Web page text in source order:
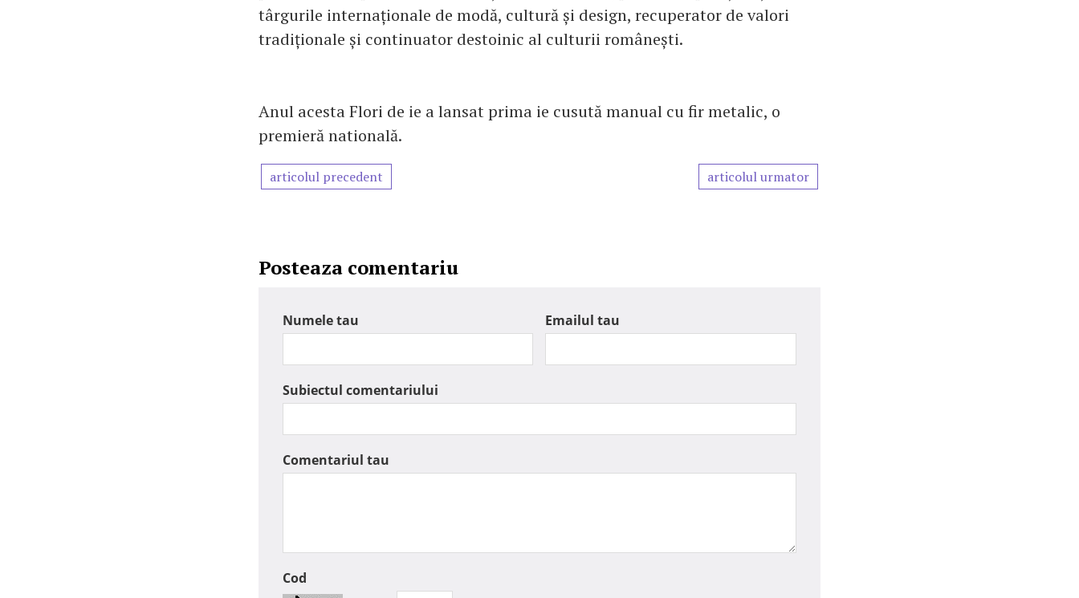
târgurile internaționale de modă, cultură și design, recuperator de valori
tradiționale și continuator destoinic al culturii românești.
Anul acesta Flori de ie a lansat prima ie cusută manual cu fir metalic, o
premieră natională.
articolul precedent articolul urmator
Posteaza comentariu
Numele tau Emailul tau
Subiectul comentariului
Comentariul tau
Cod